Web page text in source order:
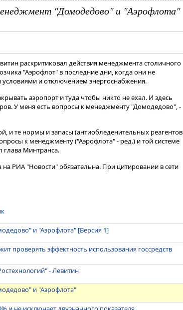
"Домодедово" и "Аэрофлота"
раскритиковал действия менеджмента столичного
"Аэрофлот" в последние дни, когда они не
и отключением энергоснабжения.
аэропорт и туда чтобы никто не ехал. И здесь
У меня есть вопросы к менеджменту "Домодедово", -
и те нормы и запасы (антиобледенительных реагентов
к менеджменту ("Аэрофлота" - ред.) и той системе
глава Минтранса.
РИА "Новости" обязательна. При цитировании в сети
и "Аэрофлота" [Версия 1]
проверять эффектность использования госсредств
- Левитин
и "Аэрофлота"